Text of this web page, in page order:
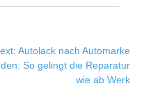
Autolack nach Automarke
So gelingt die Reparatur
wie ab Werk